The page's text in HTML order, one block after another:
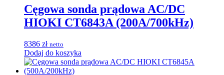
Cęgowa sonda prądowa AC/DC
HIOKI CT6843A (200A/700kHz)
8386 zł netto
Dodaj do koszyka